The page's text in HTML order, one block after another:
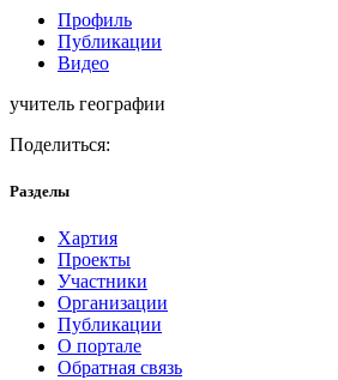
Профиль
Публикации
Видео
учитель географии
Поделиться:
Разделы
Хартия
Проекты
Участники
Организации
Публикации
О портале
Обратная связь